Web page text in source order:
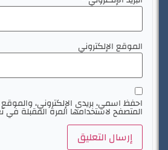
الموقع الإلكتروني
احفظ اسمي، بريدي الإلكتروني، والموقع
المتصفح لاستخدامها المرة المقبلة في